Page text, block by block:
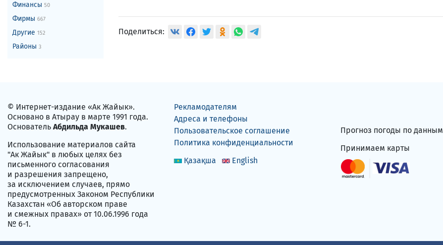
Финансы 50
Фирмы 667
Другие 152
Районы 3
Поделиться:
© Интернет-издание «Ак Жайык».
Основано в Атырау в марте 1991 года.
Основатель Абдильда Мукашев.
Использование материалов сайта
"Ак Жайык" в любых целях без
письменного согласования
и разрешения запрещено,
за исключением случаев, прямо
предусмотренных Законом Республики
Казахстан «Об авторском праве
и смежных правах» от 10.06.1996 года
№ 6-1.
Рекламодателям
Адреса и телефоны
Пользовательское соглашение
Политика конфиденциальности
Қазақша
English
Прогноз погоды по данным
Принимаем карты